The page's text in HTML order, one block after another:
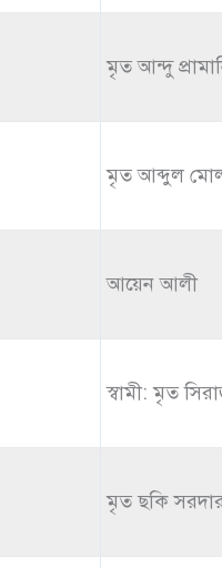
মৃত আন্দু
মৃত আব্দুল
আয়েন আলী
স্বামী: মৃত
মৃত ছকি